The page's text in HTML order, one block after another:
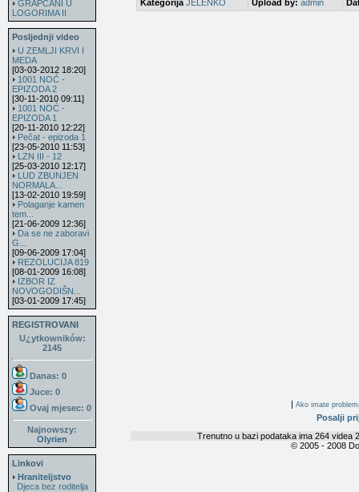
GRAPĆANI U
LOGORIMA II
Posljednji video
U ZEMLJI KRVI I
MEDA
[03-03-2012 18:20]
1001 NOĆ -
EPIZODA 2
[30-11-2010 09:11]
1001 NOĆ -
EPIZODA 1
[20-11-2010 12:22]
Pečat - epizoda 1
[23-05-2010 11:53]
LZN III - 12
[25-03-2010 12:17]
LUD ZBUNJEN
NORMALA...
[13-02-2010 19:59]
Polaganje kamen
tem...
[21-06-2009 12:36]
Da se ne zaboravi
G...
[09-06-2009 17:04]
REZOLUCIJA 819
[08-01-2009 16:08]
IZBOR IZ
NOVOGODIŠN...
[03-01-2009 17:45]
REGISTROVANI
U¿ytkowników:
2145
Danas: 0
Juce: 0
Ovaj mjesec: 0
Najnowszy:
Olyrien
Linkovi
Hraniteljstvo
Djeca bez roditelja
Kategorija JELENKO Upload by: admin
| Ako imate
Posalji
Trenutno u bazi podataka ima 264 videa
© 2005 - 2008